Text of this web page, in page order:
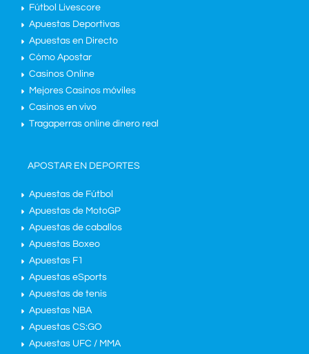
Fútbol Livescore
Apuestas Deportivas
Apuestas en Directo
Cómo Apostar
Casinos Online
Mejores Casinos móviles
Casinos en vivo
Tragaperras online dinero real
APOSTAR EN DEPORTES
Apuestas de Fútbol
Apuestas de MotoGP
Apuestas de caballos
Apuestas Boxeo
Apuestas F1
Apuestas eSports
Apuestas de tenis
Apuestas NBA
Apuestas CS:GO
Apuestas UFC / MMA